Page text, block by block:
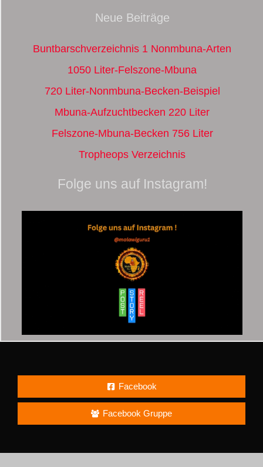
Neue Beiträge
Buntbarschverzeichnis 1 Nonmbuna-Arten
1050 Liter-Felszone-Mbuna
720 Liter-Nonmbuna-Becken-Beispiel
Mbuna-Aufzuchtbecken 220 Liter
Felszone-Mbuna-Becken 756 Liter
Tropheops Verzeichnis
Folge uns auf Instagram!
Facebook
Facebook Gruppe